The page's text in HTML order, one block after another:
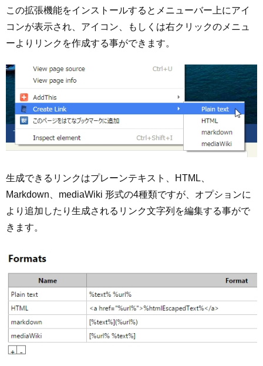
この拡張機能をインストールするとメニューバー上にアイ
コンが表示され、アイコン、もしくは右クリックのメニュ
ーよりリンクを作成する事ができます。
生成できるリンクはプレーンテキスト、HTML、
Markdown、mediaWiki 形式の4種類ですが、オプションに
より追加したり生成されるリンク文字列を編集する事がで
きます。